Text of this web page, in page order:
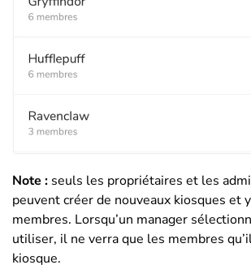
Note : seuls les propriétaires et les
peuvent créer de nouveaux kiosques et
membres. Lorsqu’un manager
utiliser, il ne verra que les membres
kiosque.